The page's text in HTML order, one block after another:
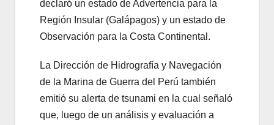
declaró un estado de Advertencia para la
Región Insular (Galápagos) y un estado de
Observación para la Costa Continental.
La Dirección de Hidrografía y Navegación
de la Marina de Guerra del Perú también
emitió su alerta de tsunami en la cual señaló
que, luego de un análisis y evaluación a